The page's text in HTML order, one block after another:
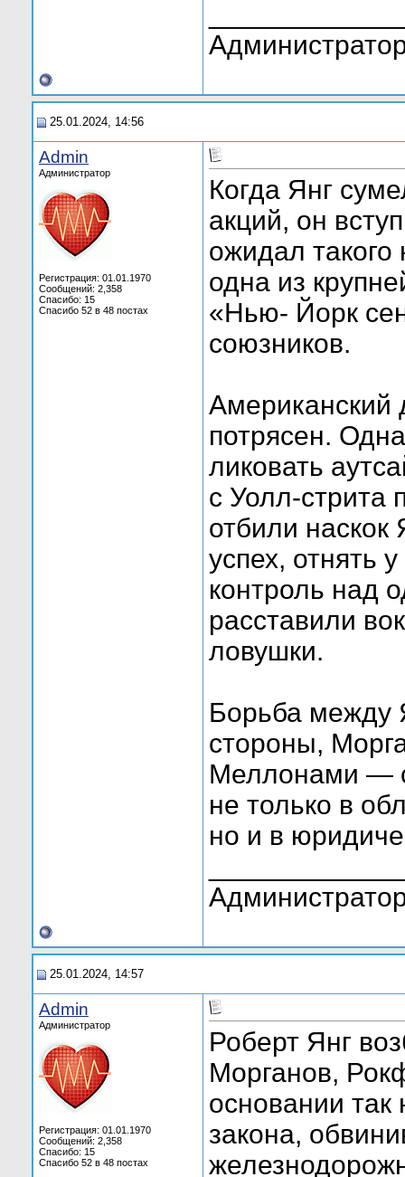
25.01.2024, 14:56
Admin
Администратор
Регистрация: 01.01.1970
Сообщений: 2,358
Спасибо: 15
Спасибо 52 в 48 постах
Когда Янг
акций, он
ожидал такого
одна из
«Нью- Йорк
союзников.
Американский
потрясен.
ликовать
с Уолл-стрита
отбили наскок
успех, отнять
контроль над
расставили
ловушки.
Борьба между
стороны,
Меллонами — с
не только в
но и в
25.01.2024, 14:57
Admin
Администратор
Регистрация: 01.01.1970
Сообщений: 2,358
Спасибо: 15
Спасибо 52 в 48 постах
Роберт Янг
Морганов,
основании так
закона,